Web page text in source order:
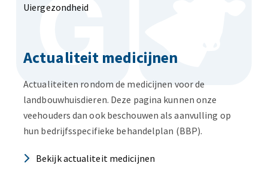
Uiergezondheid
Actualiteit medicijnen
Actualiteiten rondom de medicijnen voor de
landbouwhuisdieren. Deze pagina kunnen onze
veehouders dan ook beschouwen als aanvulling op
hun bedrijfsspecifieke behandelplan (BBP).
Bekijk actualiteit medicijnen